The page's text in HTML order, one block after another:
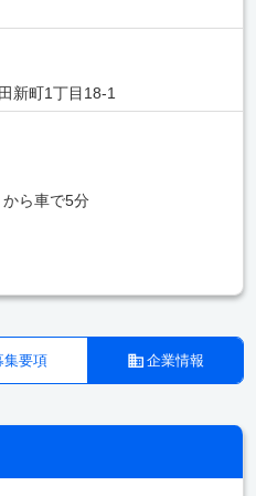
新町1丁目18-1
から車で5分
集要項 企業情報